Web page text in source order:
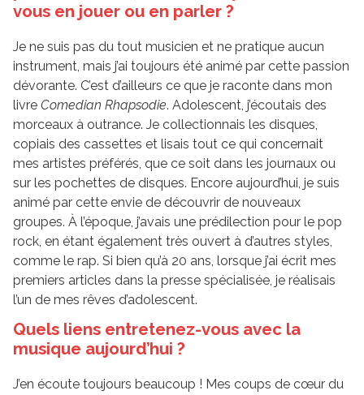
vous en jouer ou en parler ?
Je ne suis pas du tout musicien et ne pratique aucun
instrument, mais j’ai toujours été animé par cette passion
dévorante. C’est d’ailleurs ce que je raconte dans mon
livre Comedian Rhapsodie. Adolescent, j’écoutais des
morceaux à outrance. Je collectionnais les disques,
copiais des cassettes et lisais tout ce qui concernait
mes artistes préférés, que ce soit dans les journaux ou
sur les pochettes de disques. Encore aujourd’hui, je suis
animé par cette envie de découvrir de nouveaux
groupes. À l’époque, j’avais une prédilection pour le pop
rock, en étant également très ouvert à d’autres styles,
comme le rap. Si bien qu’à 20 ans, lorsque j’ai écrit mes
premiers articles dans la presse spécialisée, je réalisais
l’un de mes rêves d’adolescent.
Quels liens entretenez-vous avec la
musique aujourd’hui ?
J’en écoute toujours beaucoup ! Mes coups de cœur du